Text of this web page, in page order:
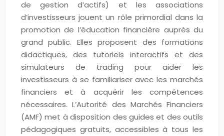
de gestion d’actifs) et les associations
d’investisseurs jouent un rôle primordial dans la
promotion de l’éducation financière auprès du
grand public. Elles proposent des formations
didactiques, des tutoriels interactifs et des
simulateurs de trading pour aider les
investisseurs à se familiariser avec les marchés
financiers et à acquérir les compétences
nécessaires. L’Autorité des Marchés Financiers
(AMF) met à disposition des guides et des outils
pédagogiques gratuits, accessibles à tous les